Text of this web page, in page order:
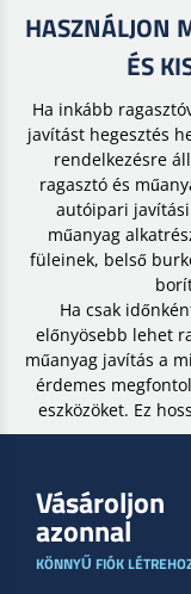
HASZNÁLJON
ÉS
Ha inkább
javítást hegesztés
rendelkezésre
ragasztó és
autóipari
műanyag
füleinek, belső
Ha csak
előnyösebb lehet
műanyag javítás a
érdemes
eszközöket. Ez
Vásároljon
azonnal
KÖNNYŰ FIÓK